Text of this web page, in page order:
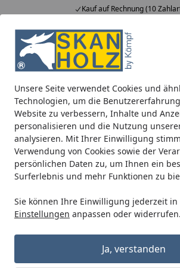
Unsere Seite verwendet Cookies und
Technologien, um die
Website zu verbessern, Inhalte und
personalisieren und die Nutzung
analysieren. Mit Ihrer Einwilligung
Verwendung von Cookies sowie der
persönlichen Daten zu, um Ihnen ein
Surferlebnis und mehr Funktionen zu
Sie können Ihre Einwilligung jederzeit in
Einstellungen anpassen oder widerrufen.
Ja, verstanden
Kauf auf Rechnung (10
Alle Produkte
Mein Konto
Suchen
Startseite
Blockbohlenhäuser
Skan Holz Gerätehaus
offenem Arbeitsbereich -
(1 Bewertung)